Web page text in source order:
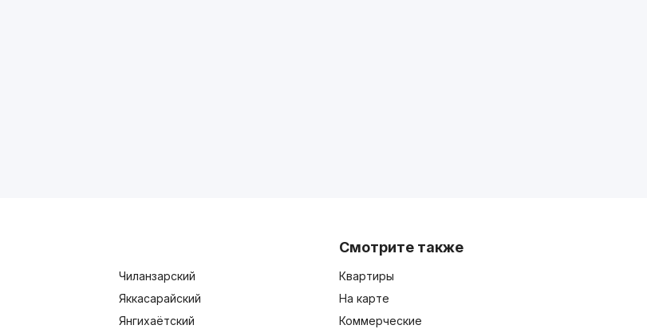
Чиланзарский
Яккасарайский
Янгихаётский
Смотрите также
Квартиры
На карте
Коммерческие